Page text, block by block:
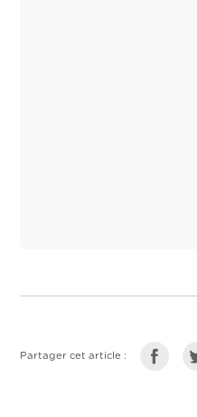
Partager cet article :